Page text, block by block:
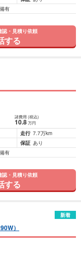
有
認・見積り依頼
する
諸費用 (税込)
10.8 万円
走行 7.7万km
保証 あり
有
認・見積り依頼
する
新着
）